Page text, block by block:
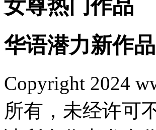
女尊热门作品
华语潜力新作品
Copyright 2024
所有，未经许可